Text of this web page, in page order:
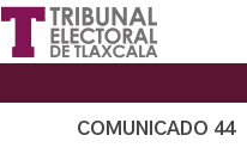
COMUNICADO 44